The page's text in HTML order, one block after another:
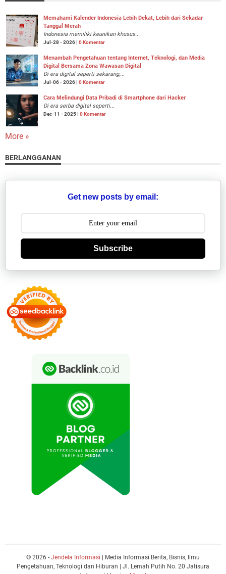
Memahami Kalender Indonesia Lebih Dekat, Lebih dari Sekadar
Tanggal Merah
Indonesia memiliki keunikan khusus...
Jul-28 - 2026 | 0 Komentar
Menambah Pengetahuan tentang Internet, Teknologi, dan Media
Digital Bersama Zona Wawasan Digital
Di era digital seperti sekarang,...
Jul-06 - 2026 | 0 Komentar
Cara Melindungi Data Pribadi di Smartphone dari Hacker
Di era serba digital seperti...
Dec-11 - 2025 | 0 Komentar
More »
BERLANGGANAN
Get new posts by email:
Subscribe
© 2026 - Jendela Informasi | Media Informasi Berita, Bisnis, Ilmu
Pengetahuan, Teknologi dan Hiburan | Jl. Lemah Putih No. 20 Jatisura